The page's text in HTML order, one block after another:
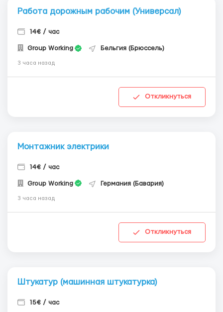
Работа дорожным рабочим (Универсал)
14€ / час
Group Working Бельгия (Брюссель)
3 часа назад
Откликнуться
Монтажник электрики
14€ / час
Group Working Германия (Бавария)
3 часа назад
Откликнуться
Штукатур (машинная штукатурка)
15€ / час